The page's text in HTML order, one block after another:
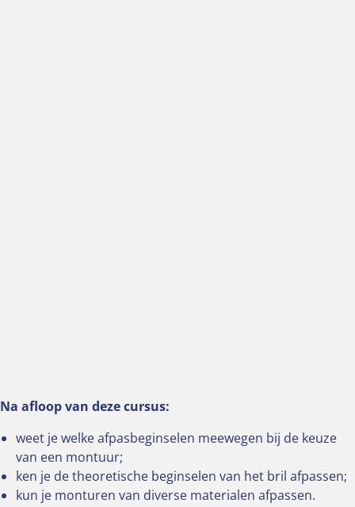
Na afloop van deze cursus:
weet je welke afpasbeginselen meewegen bij de keuze
van een montuur;
ken je de theoretische beginselen van het bril afpassen;
kun je monturen van diverse materialen afpassen.